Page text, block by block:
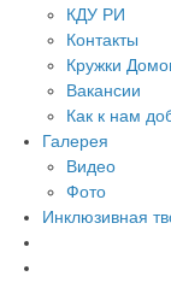
КДУ РИ
Контакты
Кружки
Вакансии
Как к нам
Галерея
Видео
Фото
Инклюзивная